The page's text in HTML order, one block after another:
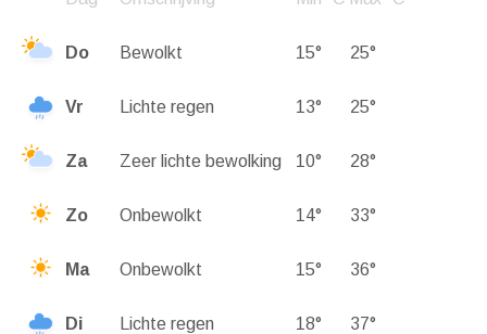
Do Bewolkt 15° 25°
Vr Lichte regen 13° 25°
Za Zeer lichte bewolking 10° 28°
Zo Onbewolkt 14° 33°
Ma Onbewolkt 15° 36°
Di Lichte regen 18° 37°